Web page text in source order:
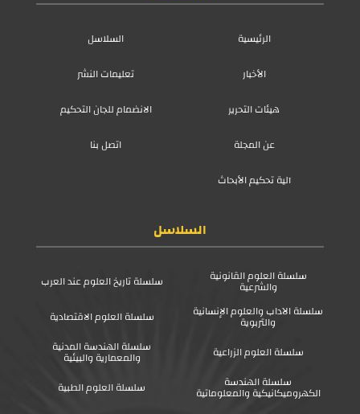
الرئيسية
السلاسل
الأخبار
تعليمات النشر
هيئات التحرير
الانضمام للجان التحكيم
عن المجلة
اتصل بنا
آلية تحكيم الأبحاث
السلاسل
سلسلة العلوم القانونية
والشرعية
سلسلة تاريخ العلوم عند العرب
سلسلة الآداب والعلوم الإنسانية
والتربوية
سلسلة العلوم الاقتصادية
سلسلة العلوم الزراعية
سلسلة الهندسة المدنية
والمعمارية والبيئية
سلسلة الهندسة
الكهروميكانيكية والمعلوماتية سلسلة العلوم الطبية